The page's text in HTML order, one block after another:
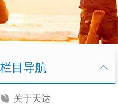
栏目导航
关于天达